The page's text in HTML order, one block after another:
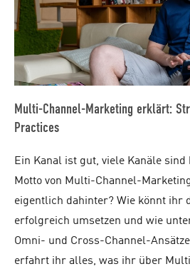
Multi-Channel-Marketing erklärt:
Practices
Ein Kanal ist gut, viele Kanäle sind
Motto von Multi-Channel-
eigentlich dahinter? Wie könnt ihr
erfolgreich umsetzen und wie
Omni- und Cross-Channel-
erfahrt ihr alles, was ihr über